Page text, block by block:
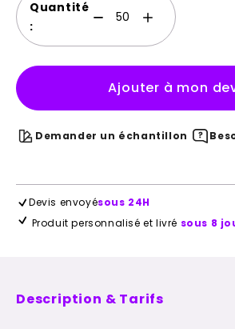
Quantité
:
Ajouter à mon
Demander un échantillon
Devis envoyésous 24H
Produit personnalisé et livré sous 8
Description & Tarifs